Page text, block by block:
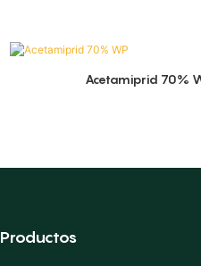
Acetamiprid 70%
Productos